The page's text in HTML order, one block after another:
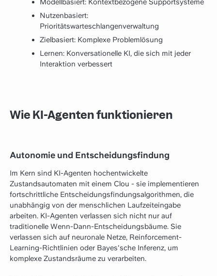
Modellbasiert: Kontextbezogene Supportsysteme
Nutzenbasiert:
Prioritätswarteschlangenverwaltung
Zielbasiert: Komplexe Problemlösung
Lernen: Konversationelle KI, die sich mit jeder
Interaktion verbessert
Wie KI-Agenten funktionieren
Autonomie und Entscheidungsfindung
Im Kern sind KI-Agenten hochentwickelte
Zustandsautomaten mit einem Clou - sie implementieren
fortschrittliche Entscheidungsfindungsalgorithmen, die
unabhängig von der menschlichen Laufzeiteingabe
arbeiten. KI-Agenten verlassen sich nicht nur auf
traditionelle Wenn-Dann-Entscheidungsbäume. Sie
verlassen sich auf neuronale Netze, Reinforcement-
Learning-Richtlinien oder Bayes'sche Inferenz, um
komplexe Zustandsräume zu verarbeiten.